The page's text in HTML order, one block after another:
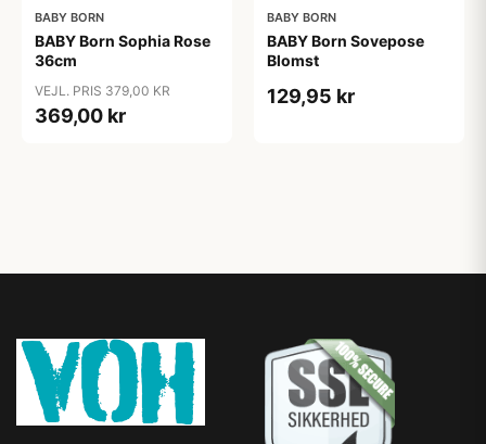
BABY BORN
BABY Born Sophia Rose
36cm
VEJL. PRIS 379,00 KR
369,00 kr
BABY BORN
BABY Born Sovepose
Blomst
129,95 kr